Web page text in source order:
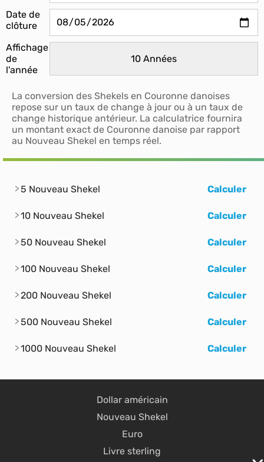
Date de
clôture
Affichage
de
l'année
La conversion des Shekels en Couronne danoises
repose sur un taux de change à jour ou à un taux de
change historique antérieur. La calculatrice fournira
un montant exact de Couronne danoise par rapport
au Nouveau Shekel en temps réel.
5 Nouveau Shekel Calculer
10 Nouveau Shekel Calculer
50 Nouveau Shekel Calculer
100 Nouveau Shekel Calculer
200 Nouveau Shekel Calculer
500 Nouveau Shekel Calculer
1000 Nouveau Shekel Calculer
Dollar américain
Nouveau Shekel
Euro
Livre sterling